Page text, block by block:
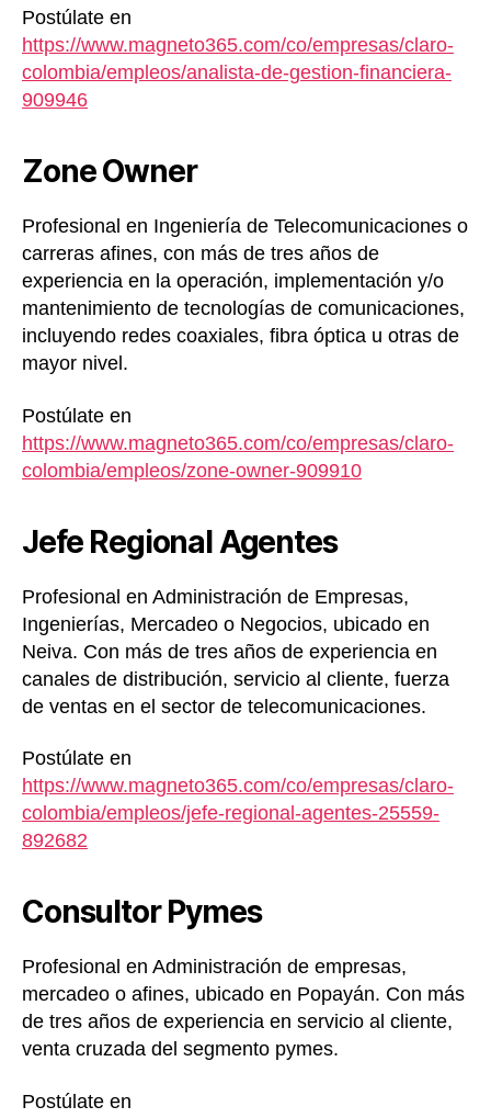
Postúlate en
https://www.magneto365.com/co/empresas/claro-
colombia/empleos/analista-de-gestion-financiera-
909946
Zone Owner
Profesional en Ingeniería de Telecomunicaciones o
carreras afines, con más de tres años de
experiencia en la operación, implementación y/o
mantenimiento de tecnologías de comunicaciones,
incluyendo redes coaxiales, fibra óptica u otras de
mayor nivel.
Postúlate en
https://www.magneto365.com/co/empresas/claro-
colombia/empleos/zone-owner-909910
Jefe Regional Agentes
Profesional en Administración de Empresas,
Ingenierías, Mercadeo o Negocios, ubicado en
Neiva. Con más de tres años de experiencia en
canales de distribución, servicio al cliente, fuerza
de ventas en el sector de telecomunicaciones.
Postúlate en
https://www.magneto365.com/co/empresas/claro-
colombia/empleos/jefe-regional-agentes-25559-
892682
Consultor Pymes
Profesional en Administración de empresas,
mercadeo o afines, ubicado en Popayán. Con más
de tres años de experiencia en servicio al cliente,
venta cruzada del segmento pymes.
Postúlate en